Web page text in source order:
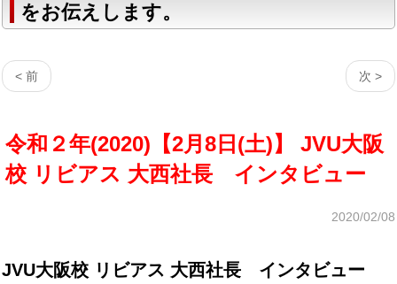
をお伝えします。
< 前 次 >
令和２年(2020)【2月8日(土)】 JVU大阪
校 リビアス 大西社長 インタビュー
2020/02/08
JVU大阪校 リビアス 大西社長 インタビュー